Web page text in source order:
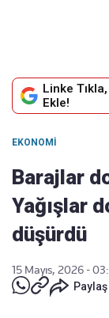
Linke
Ekle!
EKONOMI
Barajlar
Yağışlar
düşürdü
15 Mayıs, 2026 -
Paylaş